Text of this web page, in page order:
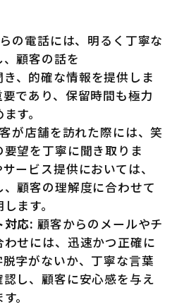
の電話には、明るく丁寧な
顧客の話を
、的確な情報を提供しま
であり、保留時間も極力
す。
が店舗を訪れた際には、笑
望を丁寧に聞き取りま
ービス提供においては、
顧客の理解度に合わせて
ます。
対応: 顧客からのメールやチ
せには、迅速かつ正確に
字がないか、丁寧な言葉
し、顧客に安心感を与え
。